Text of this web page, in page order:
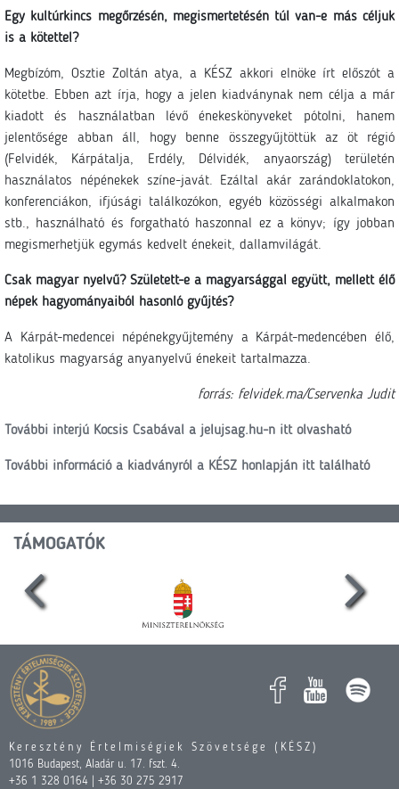
Egy kultúrkincs megőrzésén, megismertetésén túl van-e más céljuk
is a kötettel?
Megbízóm, Osztie Zoltán atya, a KÉSZ akkori elnöke írt előszót a
kötetbe. Ebben azt írja, hogy a jelen kiadványnak nem célja a már
kiadott és használatban lévő énekeskönyveket pótolni, hanem
jelentősége abban áll, hogy benne összegyűjtöttük az öt régió
(Felvidék, Kárpátalja, Erdély, Délvidék, anyaország) területén
használatos népénekek színe-javát. Ezáltal akár zarándoklatokon,
konferenciákon, ifjúsági találkozókon, egyéb közösségi alkalmakon
stb., használható és forgatható haszonnal ez a könyv; így jobban
megismerhetjük egymás kedvelt énekeit, dallamvilágát.
Csak magyar nyelvű? Született-e a magyarsággal együtt, mellett élő
népek hagyományaiból hasonló gyűjtés?
A Kárpát-medencei népénekgyűjtemény a Kárpát-medencében élő,
katolikus magyarság anyanyelvű énekeit tartalmazza.
forrás: felvidek.ma/Cservenka Judit
További interjú Kocsis Csabával a jelujsag.hu-n itt olvasható
További információ a kiadványról a KÉSZ honlapján itt található
TÁMOGATÓK
Keresztény Értelmiségiek Szövetsége (KÉSZ)
1016 Budapest, Aladár u. 17. fszt. 4.
+36 1 328 0164 | +36 30 275 2917